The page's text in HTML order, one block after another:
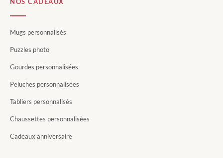
NOS CADEAUX
Mugs personnalisés
Puzzles photo
Gourdes personnalisées
Peluches personnalisées
Tabliers personnalisés
Chaussettes personnalisées
Cadeaux anniversaire